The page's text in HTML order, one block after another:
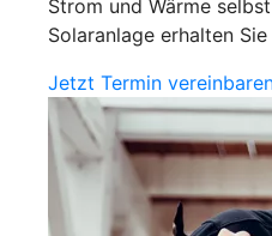
Strom und Wärme
Solaranlage erhalten
Jetzt Termin